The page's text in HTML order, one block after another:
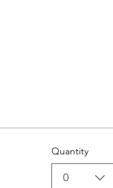
Quantity
0